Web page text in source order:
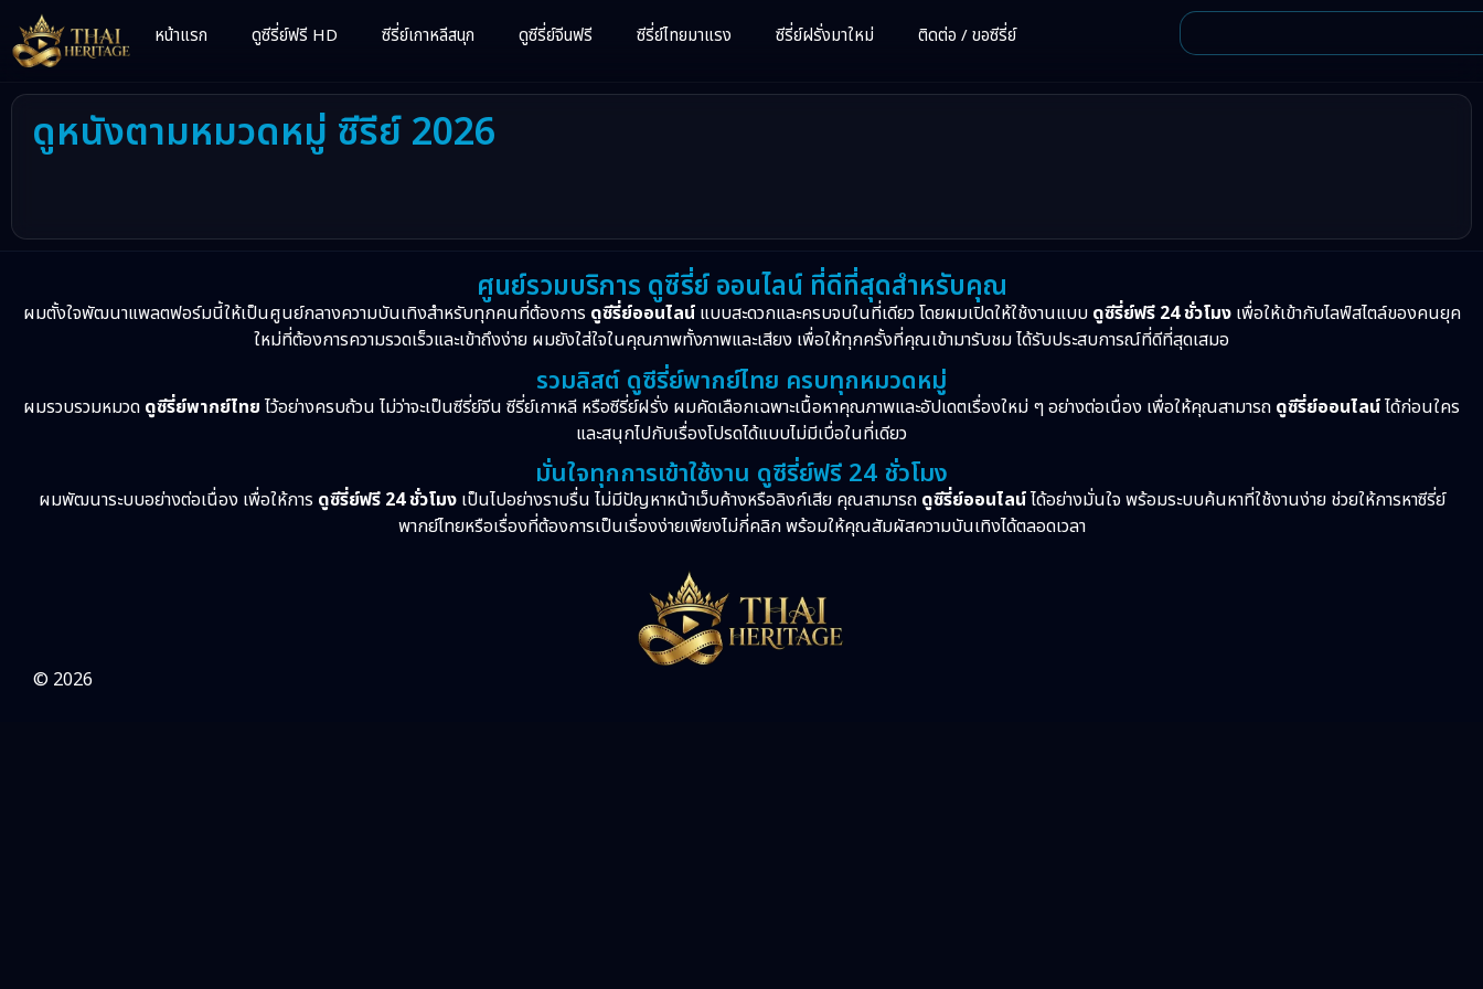
หน้าแรก ดูซีรี่ย์ฟรี HD ซีรี่ย์เกาหลีสนุก ดูซีรี่ย์จีนฟรี ซีรี่ย์ไทยมาแรง ซีรี่ย์ฝรั่งมาใหม่ ติดต่อ / ขอซีรี่ย์
ดูหนังตามหมวดหมู่ ซีรีย์ 2026
ศูนย์รวมบริการ ดูซีรี่ย์ ออนไลน์ ที่ดีที่สุดสำหรับคุณ
ผมตั้งใจพัฒนาแพลตฟอร์มนี้ให้เป็นศูนย์กลางความบันเทิงสำหรับทุกคนที่ต้องการ ดูซีรี่ย์ออนไลน์แบบสะดวกและครบจบในที่เดียว โดยผมเปิดให้ใช้งานแบบ ดูซีรี่ย์ฟรี 24 ชั่วโมงเพื่อให้เข้ากับไลฟ์สไตล์ของคนยุค
ใหม่ที่ต้องการความรวดเร็วและเข้าถึงง่าย ผมยังใส่ใจในคุณภาพทั้งภาพและเสียง เพื่อให้ทุกครั้งที่คุณเข้ามารับชม ได้รับประสบการณ์ที่ดีที่สุดเสมอ
รวมลิสต์ ดูซีรี่ย์พากย์ไทย ครบทุกหมวดหมู่
ผมรวบรวมหมวด ดูซีรี่ย์พากย์ไทย ไว้อย่างครบถ้วน ไม่ว่าจะเป็นซีรี่ย์จีน ซีรี่ย์เกาหลี หรือซีรี่ย์ฝรั่ง ผมคัดเลือกเฉพาะเนื้อหาคุณภาพและอัปเดตเรื่องใหม่ ๆ อย่างต่อเนื่อง เพื่อให้คุณสามารถ ดูซีรี่ย์ออนไลน์ได้ก่อนใคร
และสนุกไปกับเรื่องโปรดได้แบบไม่มีเบื่อในที่เดียว
มั่นใจทุกการเข้าใช้งาน ดูซีรี่ย์ฟรี 24 ชั่วโมง
ผมพัฒนาระบบอย่างต่อเนื่อง เพื่อให้การ ดูซีรี่ย์ฟรี 24 ชั่วโมงเป็นไปอย่างราบรื่น ไม่มีปัญหาหน้าเว็บค้างหรือลิงก์เสีย คุณสามารถ ดูซีรี่ย์ออนไลน์ได้อย่างมั่นใจ พร้อมระบบค้นหาที่ใช้งานง่าย ช่วยให้การหาซีรี่ย์
พากย์ไทยหรือเรื่องที่ต้องการเป็นเรื่องง่ายเพียงไม่กี่คลิก พร้อมให้คุณสัมผัสความบันเทิงได้ตลอดเวลา
© 2026